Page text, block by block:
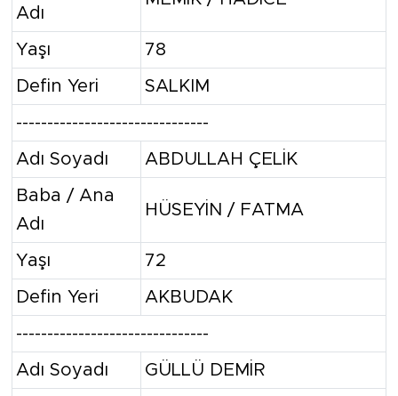
Adı
Yaşı 78
Defin Yeri SALKIM
-------------------------------
Adı Soyadı ABDULLAH ÇELİK
Baba / Ana
Adı
HÜSEYİN / FATMA
Yaşı 72
Defin Yeri AKBUDAK
-------------------------------
Adı Soyadı GÜLLÜ DEMİR